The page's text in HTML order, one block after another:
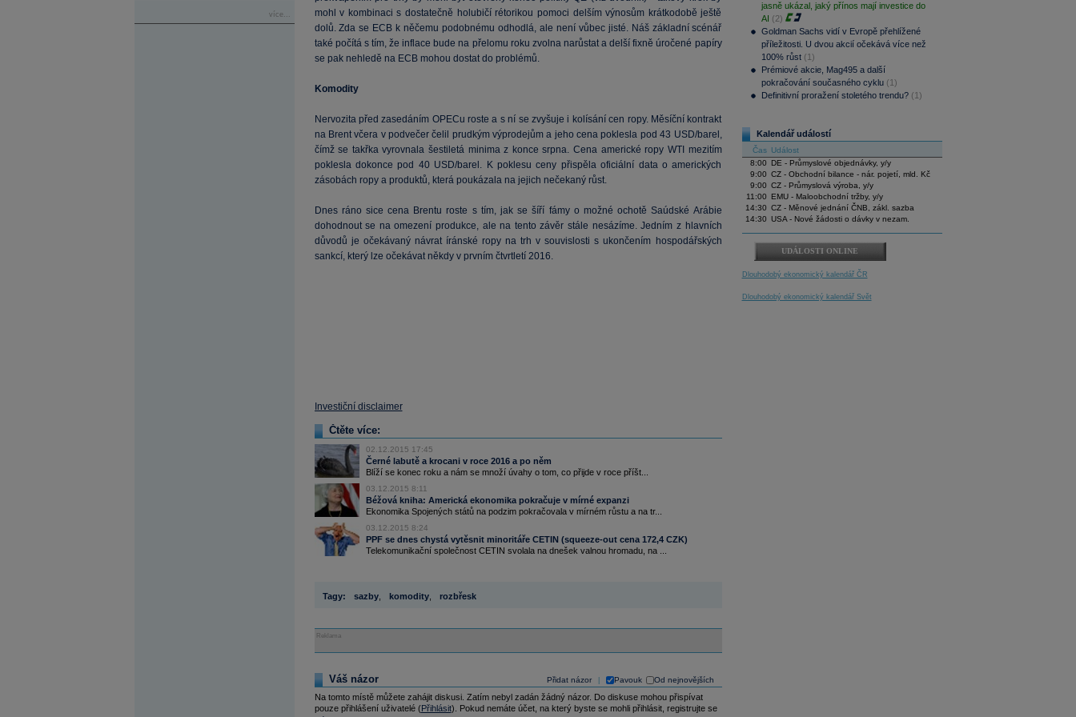
více...
mohl v kombinaci s dostatečně holubičí rétorikou pomoci delším výnosům krátkodobě ještě
dolů. Zda se ECB k něčemu podobnému odhodlá, ale není vůbec jisté. Náš základní scénář
také počítá s tím, že inflace bude na přelomu roku zvolna narůstat a delší fixně úročené papíry
se pak nehledě na ECB mohou dostat do problémů.
Komodity
Nervozita před zasedáním OPECu roste a s ní se zvyšuje i kolísání cen ropy. Měsíční kontrakt
na Brent včera v podvečer čelil prudkým výprodejům a jeho cena poklesla pod 43 USD/barel,
čímž se takřka vyrovnala šestiletá minima z konce srpna. Cena americké ropy WTI mezitím
poklesla dokonce pod 40 USD/barel. K poklesu ceny přispěla oficiální data o amerických
zásobách ropy a produktů, která poukázala na jejich nečekaný růst.
Dnes ráno sice cena Brentu roste s tím, jak se šíří fámy o možné ochotě Saúdské Arábie
dohodnout se na omezení produkce, ale na tento závěr stále nesázíme. Jedním z hlavních
důvodů je očekávaný návrat íránské ropy na trh v souvislosti s ukončením hospodářských
sankcí, který lze očekávat někdy v prvním čtvrtletí 2016.
Investiční disclaimer
Čtěte více:
02.12.2015 17:45
Černé labutě a krocani v roce 2016 a po něm
Blíží se konec roku a nám se množí úvahy o tom, co přijde v roce příšt...
03.12.2015 8:11
Béžová kniha: Americká ekonomika pokračuje v mírné expanzi
Ekonomika Spojených států na podzim pokračovala v mírném růstu a na tr...
03.12.2015 8:24
PPF se dnes chystá vytěsnit minoritáře CETIN (squeeze-out cena 172,4 CZK)
Telekomunikační společnost CETIN svolala na dnešek valnou hromadu, na ...
Tagy: sazby, komodity, rozbřesk
Reklama
Přidat názor Pavouk Od nejnovějších
Váš názor
Na tomto místě můžete zahájit diskusi. Zatím nebyl zadán žádný názor. Do diskuse mohou přispívat
pouze přihlášení uživatelé (Přihlásit). Pokud nemáte účet, na který byste se mohli přihlásit, registrujte se
jasně ukázal, jaký přínos mají investice do
AI (2)
Goldman Sachs vidí v Evropě přehlížené
příležitosti. U dvou akcií očekává více než
100% růst (1)
Prémiové akcie, Mag495 a další
pokračování současného cyklu (1)
Definitivní proražení stoletého trendu? (1)
Kalendář událostí
Čas Událost
8:00
DE - Průmyslové objednávky, y/y
9:00 CZ - Obchodní bilance - nár. pojetí, mld. Kč
9:00 CZ - Průmyslová výroba, y/y
11:00
EMU - Maloobchodní tržby, y/y
14:30 CZ - Měnové jednání ČNB, zákl. sazba
14:30 USA - Nové žádosti o dávky v nezam.
UDÁLOSTI ONLINE
Dlouhodobý ekonomický kalendář ČR
Dlouhodobý ekonomický kalendář Svět